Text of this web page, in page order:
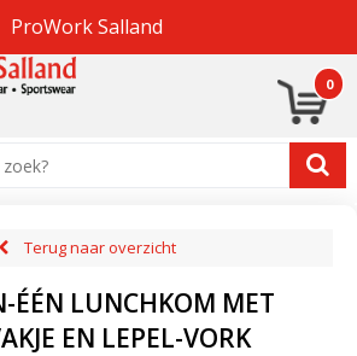
ProWork Salland
0
Terug naar overzicht
ÉÉN LUNCHKOM MET
EN LEPEL-VORK